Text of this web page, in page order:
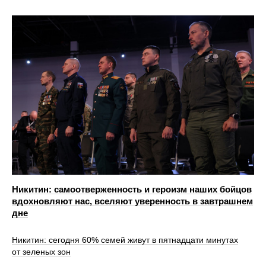
Никитин: самоотверженность и героизм наших бойцов
вдохновляют нас, вселяют уверенность в завтрашнем
дне
Никитин: сегодня 60% семей живут в пятнадцати минутах
от зеленых зон